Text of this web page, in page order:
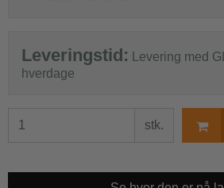
Leveringstid:
Levering med
hverdage
stk.